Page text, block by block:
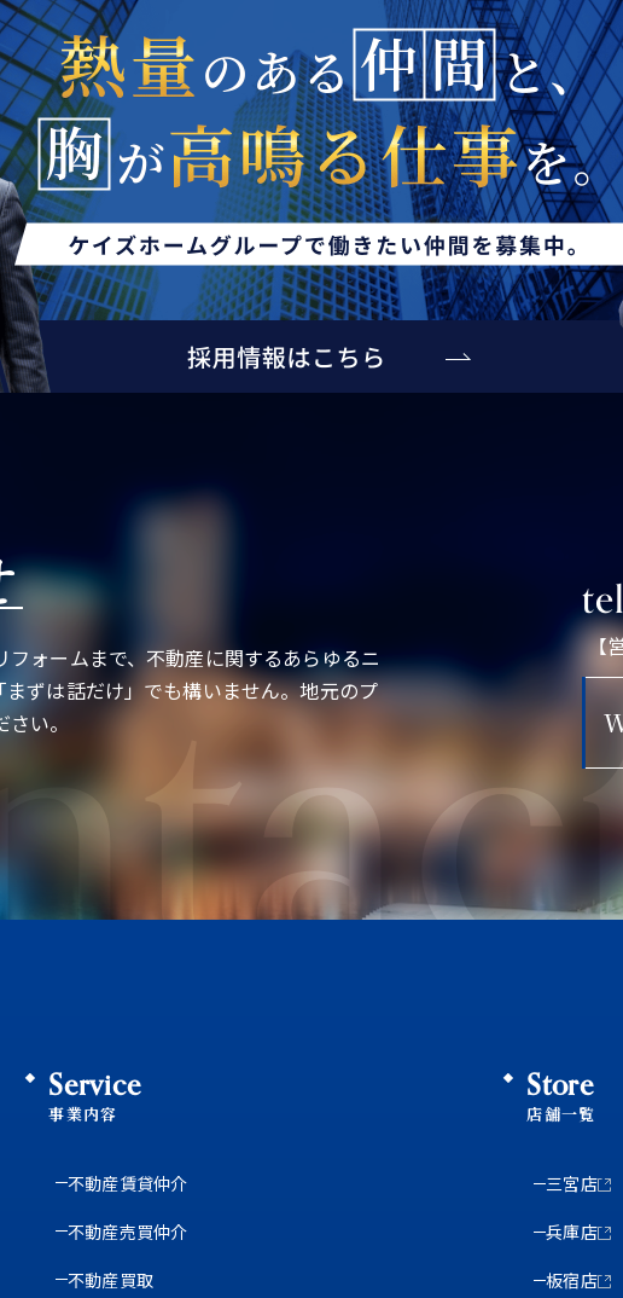
ォームまで、不動産に関するあらゆるニ
ずは話だけ」でも構いません。地元のプ
い。
【
Service
事業内容
不動産賃貸仲介
不動産売買仲介
不動産買取
Store
店舗一覧
三宮店
兵庫店
板宿店